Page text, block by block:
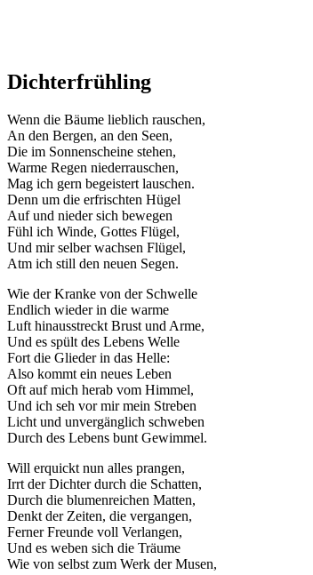
Dichterfrühling
Wenn die Bäume lieblich rauschen,
An den Bergen, an den Seen,
Die im Sonnenscheine stehen,
Warme Regen niederrauschen,
Mag ich gern begeistert lauschen.
Denn um die erfrischten Hügel
Auf und nieder sich bewegen
Fühl ich Winde, Gottes Flügel,
Und mir selber wachsen Flügel,
Atm ich still den neuen Segen.
Wie der Kranke von der Schwelle
Endlich wieder in die warme
Luft hinausstreckt Brust und Arme,
Und es spült des Lebens Welle
Fort die Glieder in das Helle:
Also kommt ein neues Leben
Oft auf mich herab vom Himmel,
Und ich seh vor mir mein Streben
Licht und unvergänglich schweben
Durch des Lebens bunt Gewimmel.
Will erquickt nun alles prangen,
Irrt der Dichter durch die Schatten,
Durch die blumenreichen Matten,
Denkt der Zeiten, die vergangen,
Ferner Freunde voll Verlangen,
Und es weben sich die Träume
Wie von selbst zum Werk der Musen,